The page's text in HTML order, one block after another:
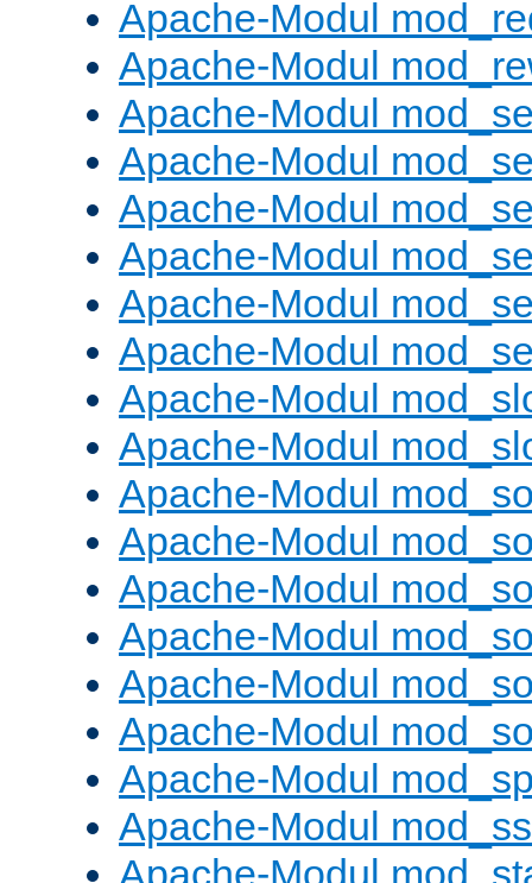
Apache-Modul
Apache-Modul
Apache-Modul
Apache-Modul
Apache-Modul
Apache-Modul
Apache-Modul
Apache-Modul
Apache-Modul
Apache-Modul
Apache-Modul
Apache-Modul
Apache-Modul
Apache-Modul
Apache-Modul
Apache-Modul
Apache-Modul
Apache-Modul
Apache-Modul